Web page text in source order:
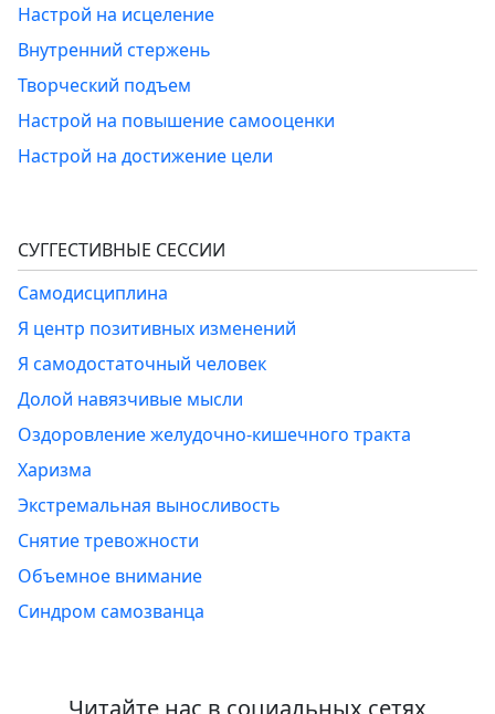
Настрой на исцеление
Внутренний стержень
Творческий подъем
Настрой на повышение самооценки
Настрой на достижение цели
СУГГЕСТИВНЫЕ СЕССИИ
Самодисциплина
Я центр позитивных изменений
Я самодостаточный человек
Долой навязчивые мысли
Оздоровление желудочно-кишечного тракта
Харизма
Экстремальная выносливость
Снятие тревожности
Объемное внимание
Синдром самозванца
Читайте нас в социальных сетях